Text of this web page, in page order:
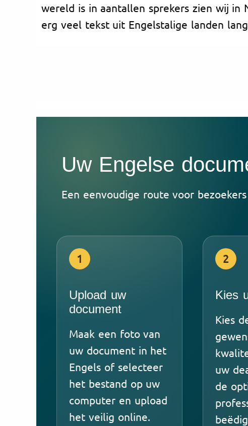
wereld is in aantallen sprekers zien wij in
erg veel tekst uit Engelstalige landen
Uw Engelse
Een eenvoudige route voor
1
Upload uw
document
Maak een foto van
uw document in het
Engels of selecteer
het bestand op uw
computer en upload
het veilig online.
2
Kies
Kies
uw
de